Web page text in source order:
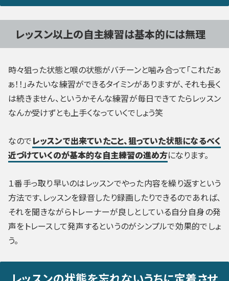
レッスン以上の自主練習は基本的には無理
時々狙った状態と喉の状態がバチーンと噛み合って「これだぁ
ぁ！！」みたいな練習ができるタイミンがありますが、それも長く
は続きません、というかそんな練習が毎日できてたらレッスン
なんか受けずとも上手くなっていくでしょう笑
なのでレッスンで出来ていたこと、狙っていた状態になるべく
近づけていくのが基本的な自主練習の進め方になります。
１番手っ取り早いのはレッスンでやった内容を繰り返すという
方法です、レッスンを録音したり録画したりできるのであれば、
それを聞きながらトレーナーが良しとしている自分自身の発
声をトレースして発声するというのがシンプルで効果的でしょ
う。